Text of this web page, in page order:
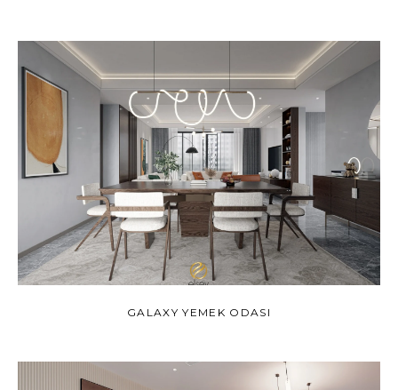
GALAXY YEMEK ODASI